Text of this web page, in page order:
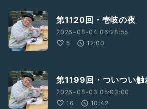
第1120回・壱岐の夜
2026-08-04 06:28:55
5
12:00
第1199回・ついつい触
2026-08-03 05:03:00
16
10:42